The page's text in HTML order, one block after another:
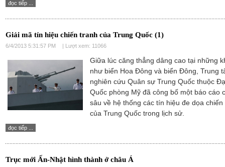
đọc tiếp ...
Giải mã tín hiệu chiến tranh của Trung Quốc (1)
6/4/2013 5:31:57 PM | Lượt xem: 11066
Giữa lúc căng thẳng dâng cao tại những
như biển Hoa Đông và biển Đông, Trung
nghiên cứu Quân sự Trung Quốc thuộc
Quốc phòng Mỹ đã công bố một báo cáo
sâu về hệ thống các tín hiệu đe dọa chiến
của Trung Quốc trong lịch sử.
đọc tiếp ...
Trục mới Ấn-Nhật hình thành ở châu Á